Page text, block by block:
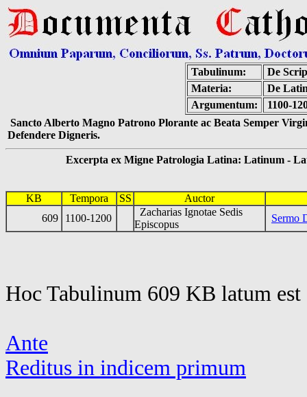
Tabulinum:
De
Materia:
De
Argumentum:
1100-
Sancto Alberto Magno Patrono Plorante ac Beata Semper
Defendere Digneris.
Excerpta ex Migne Patrologia Latina: Latinum -
KB Tempora SS
Auctor
609
1100-1200
Zacharias Ignotae Sedis
Episcopus
Sermo
Hoc Tabulinum 609 KB latum
Ante
Reditus in indicem primum